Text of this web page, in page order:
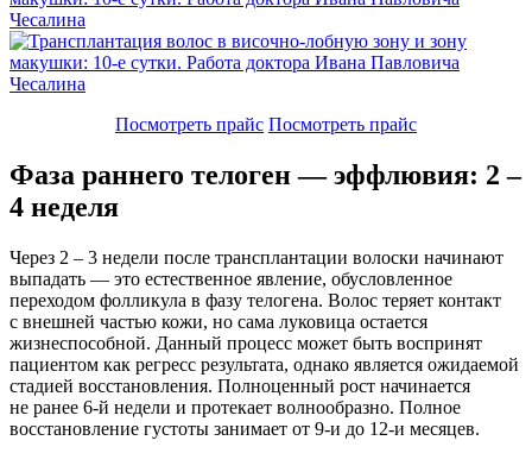
Посмотреть прайс Посмотреть прайс
Фаза раннего телоген — эффлювия: 2 –
4 неделя
Через 2 – 3 недели после трансплантации волоски начинают
выпадать — это естественное явление, обусловленное
переходом фолликула в фазу телогена. Волос теряет контакт
с внешней частью кожи, но сама луковица остается
жизнеспособной. Данный процесс может быть воспринят
пациентом как регресс результата, однако является ожидаемой
стадией восстановления. Полноценный рост начинается
не ранее 6-й недели и протекает волнообразно. Полное
восстановление густоты занимает от 9-и до 12-и месяцев.